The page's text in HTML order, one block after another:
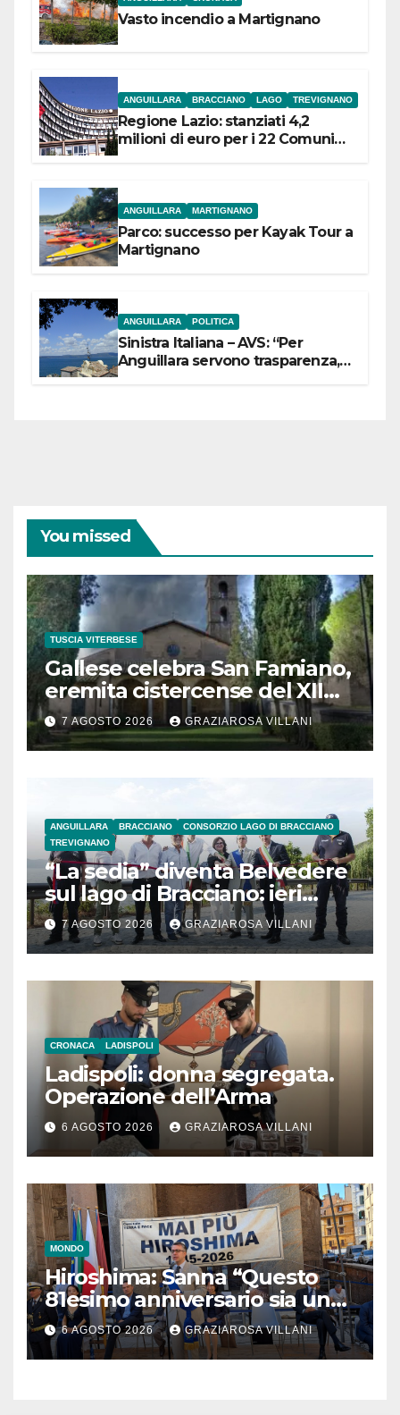
Vasto incendio a Martignano
ANGUILLARA BRACCIANO LAGO TREVIGNANO
Regione Lazio: stanziati 4,2
milioni di euro per i 22 Comuni
ANGUILLARA MARTIGNANO
Parco: successo per Kayak Tour a
Martignano
ANGUILLARA POLITICA
Sinistra Italiana – AVS: “Per
Anguillara servono trasparenza,
You missed
TUSCIA VITERBESE
Gallese celebra San Famiano,
eremita cistercense del XII
secolo
7 AGOSTO 2026 GRAZIAROSA VILLANI
ANGUILLARA BRACCIANO
CONSORZIO LAGO DI BRACCIANO
TREVIGNANO
“La sedia” diventa Belvedere
sul lago di Bracciano: ieri
l’inaugurazione
7 AGOSTO 2026 GRAZIAROSA VILLANI
CRONACA LADISPOLI
Ladispoli: donna segregata.
Operazione dell’Arma
6 AGOSTO 2026 GRAZIAROSA VILLANI
MONDO
Hiroshima: Sanna “Questo
81esimo anniversario sia un
monito per tutti”
6 AGOSTO 2026 GRAZIAROSA VILLANI